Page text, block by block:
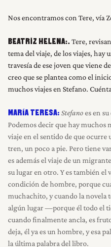
Nos encontramos con Tere, vía
BEATRIZ HELENA:. Tere,
tema del viaje, de los viajes, hay
travesía de ese joven que viene
creo que se plantea como el
muchos viajes en Stefano.
MARÍA TERESA: Stefanoes en
Podemos decir que hay muchos
viaje en el sentido de que ocurre
tren, un poco a pie. Pero tiene
es además el viaje de un
su lugar en otro. Y es también el
condición de hombre, porque
muchachito, y cuando la novela
algún lugar —porque él todo el
cuando finalmente ancla, es
deja, él ya es un hombre, y esa
la última palabra del libro.